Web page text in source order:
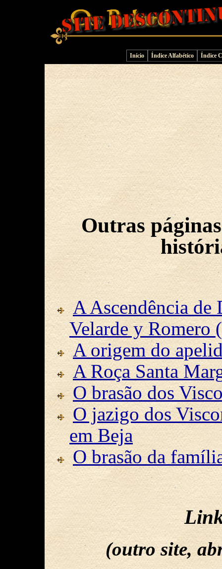
Início Índice Alfabético Índice
Outras
A Ascendência de
Velarde y Romero
A origem do
A Roça Santa
O brasão dos
O jazigo dos
em Beja
O brasão da
(outro site,